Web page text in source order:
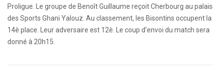
Proligue. Le groupe de Benoît Guillaume reçoit Cherbourg au palais
des Sports Ghani Yalouz. Au classement, les Bisontins occupent la
14è place. Leur adversaire est 12è. Le coup d’envoi du match sera
donné à 20h15.